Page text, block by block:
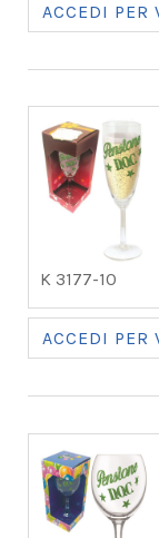
ACCEDI PER
K 3177-10
ACCEDI PER